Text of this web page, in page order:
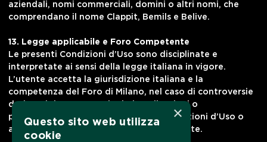
aziendali, nomi commerciali, domini o altri nomi, che
comprendano il nome Clappit, Bemils e Belive.
13. Legge applicabile e Foro Competente
Le presenti Condizioni d’Uso sono disciplinate e
interpretate ai sensi della legge italiana in vigore.
L’utente accetta la giurisdizione italiana e la
competenza del Foro di Milano, nel caso di controversie
derivanti da contestazioni, rivendicazioni o
procedimenti legali derivanti dalle Condizioni d’Uso o
all’utilizzo del Sito web da parte dell’utente.
×
Questo sito web utilizza
cookie